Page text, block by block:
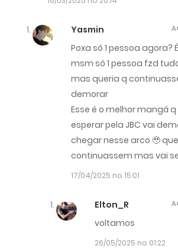
Yasmin
Poxa só 1 pessoa agora?
msm só 1 pessoa fzd
mas queria q
demorar
Esse é o melhor mangá
esperar pela JBC vai
chegar nesse arco 🥹
continuassem mas vai
17/04/2025 no 15:01
Elton_R
voltamos
26/05/2025 no 01:22